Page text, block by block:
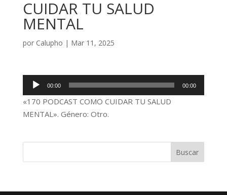
CUIDAR TU SALUD
MENTAL
por Calupho | Mar 11, 2025
Reproductor
de
audio
00:00 00:00
«170 PODCAST COMO CUIDAR TU SALUD
MENTAL». Género: Otro.